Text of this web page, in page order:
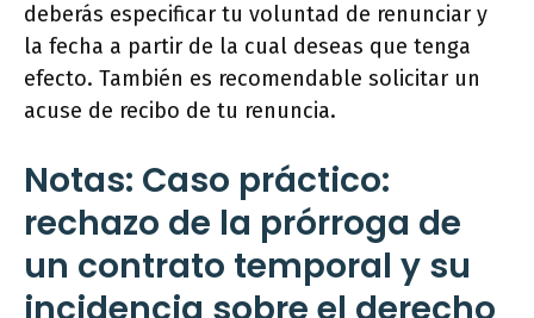
deberás especificar tu voluntad de renunciar y
la fecha a partir de la cual deseas que tenga
efecto. También es recomendable solicitar un
acuse de recibo de tu renuncia.
Notas: Caso práctico:
rechazo de la prórroga de
un contrato temporal y su